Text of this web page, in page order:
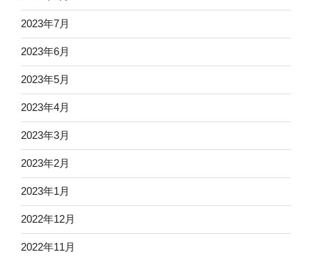
2023年7月
2023年6月
2023年5月
2023年4月
2023年3月
2023年2月
2023年1月
2022年12月
2022年11月